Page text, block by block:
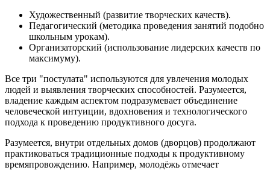
Художественный (развитие творческих качеств).
Педагогический (методика проведения занятий подобно
школьным урокам).
Организаторский (использование лидерских качеств по
максимуму).
Все три "постулата" используются для увлечения молодых
людей и выявления творческих способностей. Разумеется,
владение каждым аспектом подразумевает объединение
человеческой интуиции, вдохновения и технологического
подхода к проведению продуктивного досуга.
Разумеется, внутри отдельных домов (дворцов) продолжают
практиковаться традиционные подходы к продуктивному
времяпровождению. Например, молодёжь отмечает